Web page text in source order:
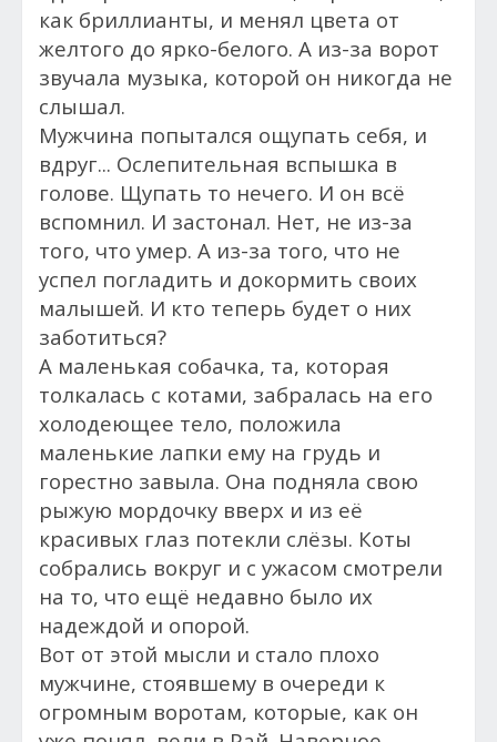
как бриллианты, и менял цвета от
желтого до ярко-белого. А из-за ворот
звучала музыка, которой он никогда не
слышал.
Мужчина попытался ощупать себя, и
вдруг... Ослепительная вспышка в
голове. Щупать то нечего. И он всё
вспомнил. И застонал. Нет, не из-за
того, что умер. А из-за того, что не
успел погладить и докормить своих
малышей. И кто теперь будет о них
заботиться?
А маленькая собачка, та, которая
толкалась с котами, забралась на его
холодеющее тело, положила
маленькие лапки ему на грудь и
горестно завыла. Она подняла свою
рыжую мордочку вверх и из её
красивых глаз потекли слёзы. Коты
собрались вокруг и с ужасом смотрели
на то, что ещё недавно было их
надеждой и опорой.
Вот от этой мысли и стало плохо
мужчине, стоявшему в очереди к
огромным воротам, которые, как он